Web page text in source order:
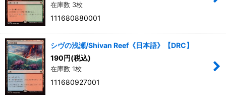
在庫数 3枚
111680880001
シヴの浅瀬/Shivan Reef《日本語》【DRC】
190円(税込)
在庫数 1枚
111680927001